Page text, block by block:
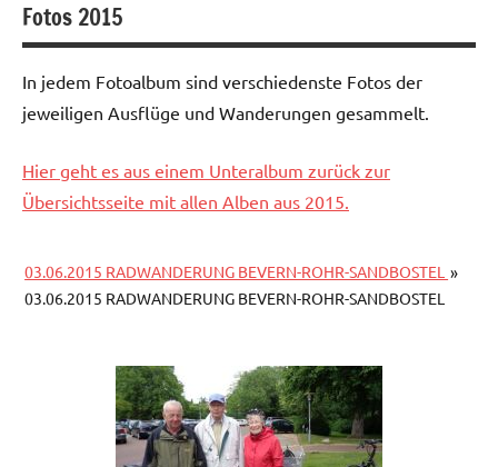
Fotos 2015
In jedem Fotoalbum sind verschiedenste Fotos der
jeweiligen Ausflüge und Wanderungen gesammelt.
Hier geht es aus einem Unteralbum zurück zur
Übersichtsseite mit allen Alben aus 2015.
03.06.2015 RADWANDERUNG BEVERN-ROHR-SANDBOSTEL »
03.06.2015 RADWANDERUNG BEVERN-ROHR-SANDBOSTEL